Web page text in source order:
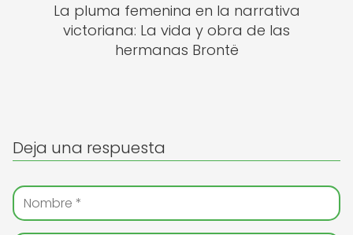
La pluma femenina en la narrativa
victoriana: La vida y obra de las
hermanas Brontë
Deja una respuesta